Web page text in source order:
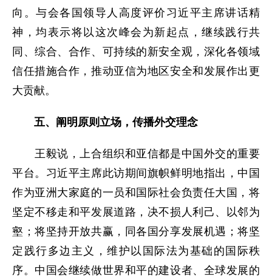
向。与会各国领导人高度评价习近平主席讲话精
神，均表示将以这次峰会为新起点，继续践行共
同、综合、合作、可持续的新安全观，深化各领域
信任措施合作，推动亚信为地区安全和发展作出更
大贡献。
五、阐明原则立场，传播外交理念
王毅说，上合组织和亚信都是中国外交的重要
平台。习近平主席此访期间旗帜鲜明地指出，中国
作为亚洲大家庭的一员和国际社会负责任大国，将
坚定不移走和平发展道路，决不损人利己、以邻为
壑；将坚持开放共赢，同各国分享发展机遇；将坚
定践行多边主义，维护以国际法为基础的国际秩
序。中国会继续做世界和平的建设者、全球发展的